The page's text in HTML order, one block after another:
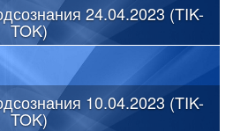
24.04.2023 (TIK-
TOK)
10.04.2023 (TIK-
TOK)